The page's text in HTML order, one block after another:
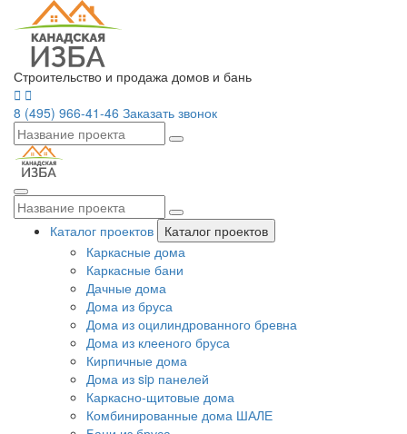
Строительство и продажа домов и бань
8 (495) 966-41-46 Заказать звонок
Каталог проектов
Каталог проектов
Каркасные дома
Каркасные бани
Дачные дома
Дома из бруса
Дома из оцилиндрованного бревна
Дома из клееного бруса
Кирпичные дома
Дома из sip панелей
Каркасно-щитовые дома
Комбинированные дома ШАЛЕ